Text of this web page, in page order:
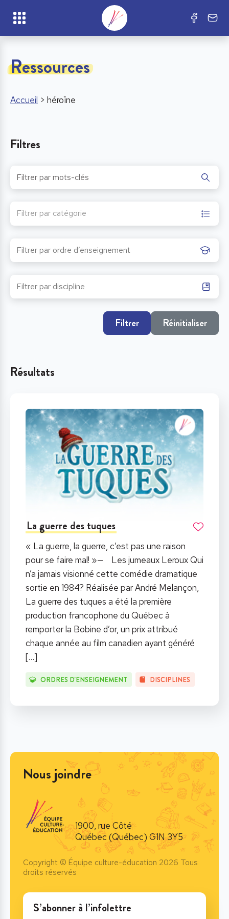
Ressources
Accueil > héroïne
Filtres
Filtrer par catégorie
Filtrer Réinitialiser
Résultats
La guerre des tuques
« La guerre, la guerre, c’est pas une raison
pour se faire mal! »— Les jumeaux Leroux Qui
n’a jamais visionné cette comédie dramatique
sortie en 1984? Réalisée par André Melançon,
La guerre des tuques a été la première
production francophone du Québec à
remporter la Bobine d’or, un prix attribué
chaque année au film canadien ayant généré
[…]
ORDRES D'ENSEIGNEMENT DISCIPLINES
Nous joindre
1900, rue Côté
Québec (Québec) G1N 3Y5
Copyright © Équipe culture-éducation 2026 Tous
droits réservés
S’abonner à l’infolettre